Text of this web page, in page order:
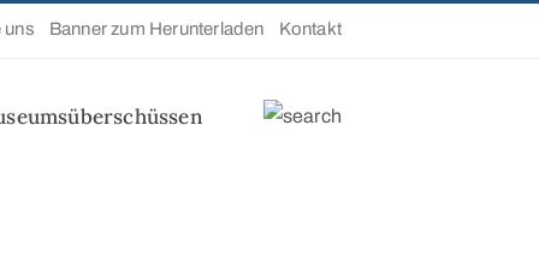
uns Banner zum Herunterladen Kontakt